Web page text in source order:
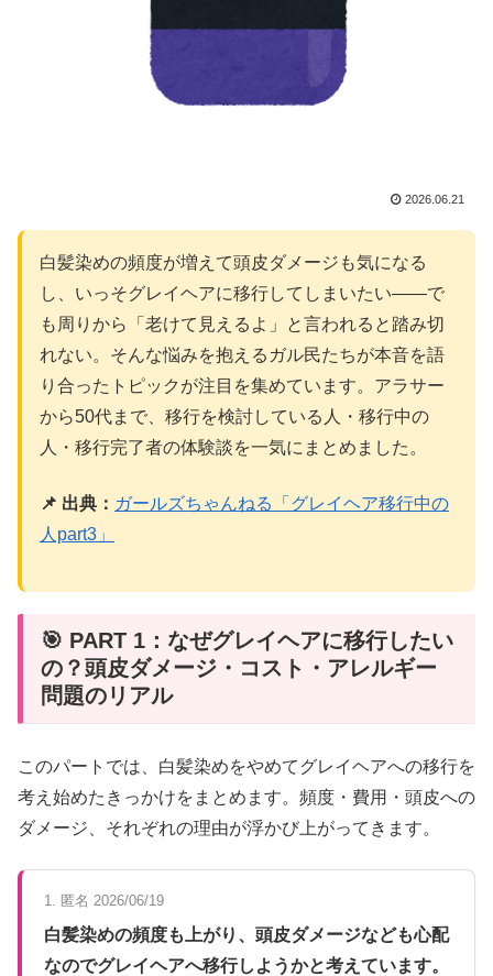
2026.06.21
白髪染めの頻度が増えて頭皮ダメージも気になる
し、いっそグレイヘアに移行してしまいたい——で
も周りから「老けて見えるよ」と言われると踏み切
れない。そんな悩みを抱えるガル民たちが本音を語
り合ったトピックが注目を集めています。アラサー
から50代まで、移行を検討している人・移行中の
人・移行完了者の体験談を一気にまとめました。
📌 出典： ガールズちゃんねる「グレイヘア移行中の
人part3」
🎯 PART 1：なぜグレイヘアに移行したい
の？頭皮ダメージ・コスト・アレルギー
問題のリアル
このパートでは、白髪染めをやめてグレイヘアへの移行を
考え始めたきっかけをまとめます。頻度・費用・頭皮への
ダメージ、それぞれの理由が浮かび上がってきます。
1. 匿名 2026/06/19
白髪染めの頻度も上がり、頭皮ダメージなども心配
なのでグレイヘアへ移行しようかと考えています。